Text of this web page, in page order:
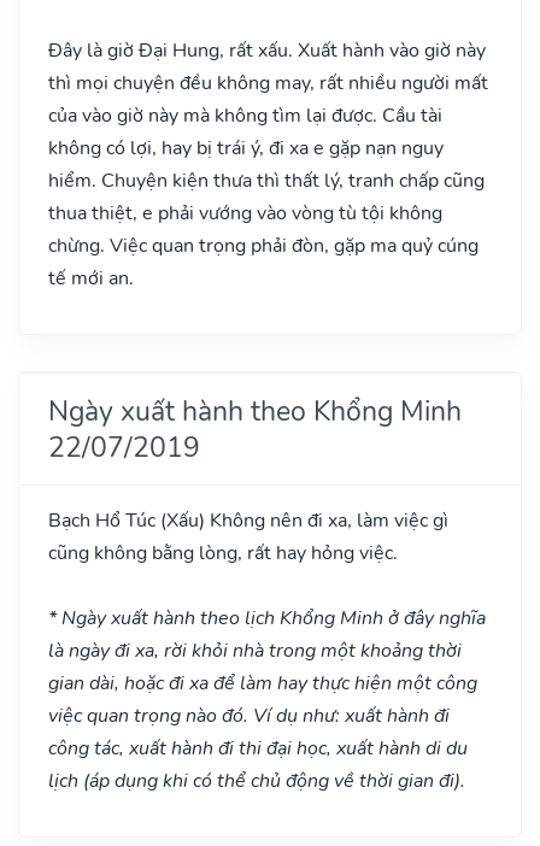
Đây là giờ Đại Hung, rất xấu. Xuất hành vào giờ này
thì mọi chuyện đều không may, rất nhiều người mất
của vào giờ này mà không tìm lại được. Cầu tài
không có lợi, hay bị trái ý, đi xa e gặp nạn nguy
hiểm. Chuyện kiện thưa thì thất lý, tranh chấp cũng
thua thiệt, e phải vướng vào vòng tù tội không
chừng. Việc quan trọng phải đòn, gặp ma quỷ cúng
tế mới an.
Ngày xuất hành theo Khổng Minh
22/07/2019
Bạch Hổ Túc (Xấu) Không nên đi xa, làm việc gì
cũng không bằng lòng, rất hay hỏng việc.
* Ngày xuất hành theo lịch Khổng Minh ở đây nghĩa
là ngày đi xa, rời khỏi nhà trong một khoảng thời
gian dài, hoặc đi xa để làm hay thực hiện một công
việc quan trọng nào đó. Ví dụ như: xuất hành đi
công tác, xuất hành đi thi đại học, xuất hành di du
lịch (áp dụng khi có thể chủ động về thời gian đi).